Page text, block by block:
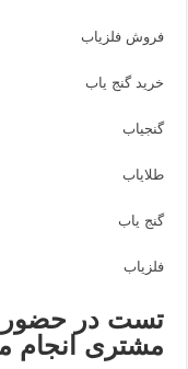
فروش فلزیاب
خرید گنج یاب
گنجیاب
طلایاب
گنج یاب
فلزیاب
تست در
مشتری انجام